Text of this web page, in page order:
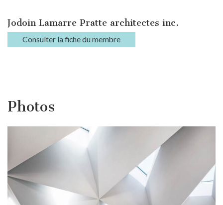
Jodoin Lamarre Pratte architectes inc.
Consulter la fiche du membre
Photos